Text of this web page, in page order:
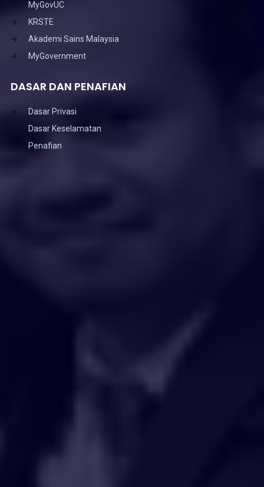
MyGovUC
KRSTE
Akademi Sains Malaysia
MyGovernment
DASAR DAN PENAFIAN
Dasar Privasi
Dasar Keselamatan
Penafian